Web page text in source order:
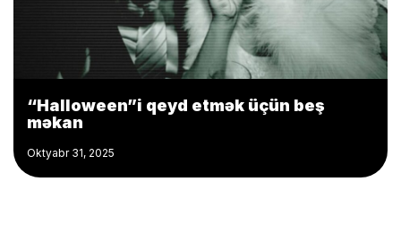
“Halloween”i qeyd etmək üçün beş
məkan
Oktyabr 31, 2025